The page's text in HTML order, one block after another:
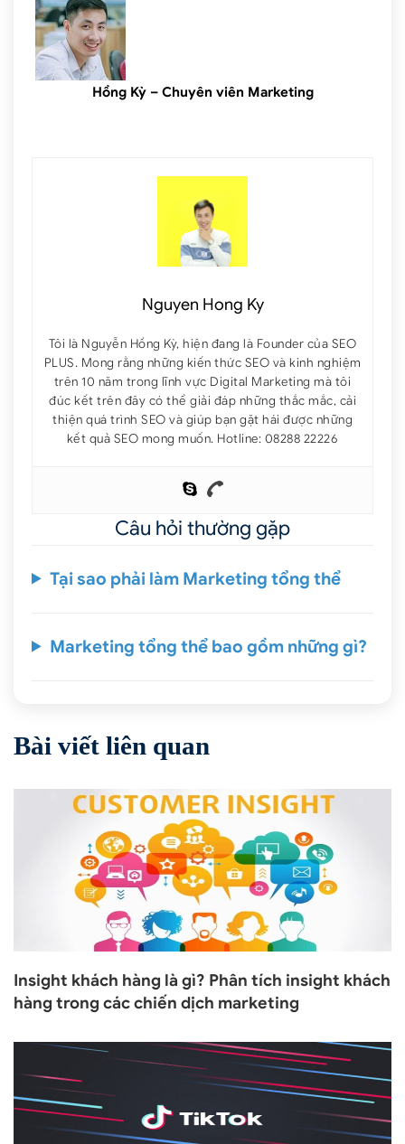
Hồng Kỳ – Chuyên viên Marketing
Nguyen Hong Ky
Tôi là Nguyễn Hồng Kỳ, hiện đang là Founder của SEO
PLUS. Mong rằng những kiến thức SEO và kinh nghiệm
trên 10 năm trong lĩnh vực Digital Marketing mà tôi
đúc kết trên đây có thể giải đáp những thắc mắc, cải
thiện quá trình SEO và giúp bạn gặt hái được những
kết quả SEO mong muốn. Hotline: 08288 22226
Câu hỏi thường gặp
Tại sao phải làm Marketing tổng thể
Marketing tổng thể bao gồm những gì?
Bài viết liên quan
Insight khách hàng là gì? Phân tích insight khách
hàng trong các chiến dịch marketing